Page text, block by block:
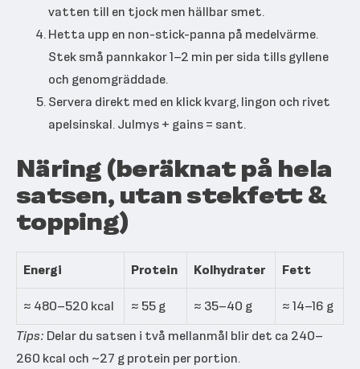
vatten till en tjock men hällbar smet.
Hetta upp en non-stick-panna på medelvärme.
Stek små pannkakor 1–2 min per sida tills gyllene
och genomgräddade.
Servera direkt med en klick kvarg, lingon och rivet
apelsinskal. Julmys + gains = sant.
Näring (beräknat på hela
satsen, utan stekfett &
topping)
Energi Protein Kolhydrater
Fett
≈ 480–520 kcal
≈ 55 g ≈ 35–40 g
≈ 14–16 g
Tips: Delar du satsen i två mellanmål blir det ca 240–
260 kcal och ~27 g protein per portion.